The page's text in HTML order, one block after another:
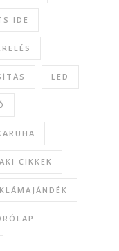
IDE
LED
CIKKEK